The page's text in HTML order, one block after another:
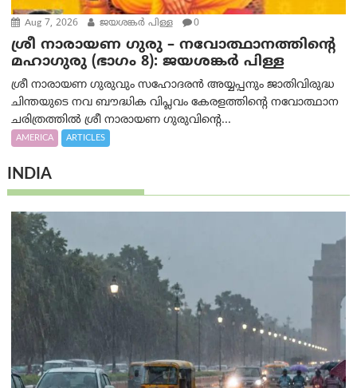
Aug 7, 2026 ജയശങ്കര്‍ പിള്ള 0
ശ്രീ നാരായണ ഗുരു – നവോത്ഥാനത്തിന്റെ
മഹാഗുരു (ഭാഗം 8): ജയശങ്കര്‍ പിള്ള
ശ്രീ നാരായണ ഗുരുവും സഹോദരൻ അയ്യപ്പനും ജാതിവിരുദ്ധ
ചിന്തയുടെ നവ ബൗദ്ധിക വിപ്ലവം കേരളത്തിന്റെ നവോത്ഥാന
ചരിത്രത്തിൽ ശ്രീ നാരായണ ഗുരുവിന്റെ...
AMERICA ARTICLES
INDIA